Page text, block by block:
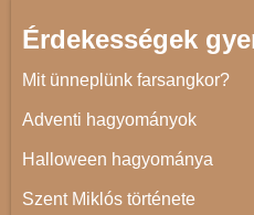
Érdekességek
Mit ünneplünk farsangkor?
Adventi hagyományok
Halloween hagyománya
Szent Miklós története